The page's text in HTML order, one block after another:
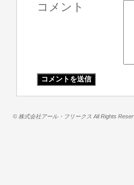
コメント
© 株式会社アール・フリークス All Rights